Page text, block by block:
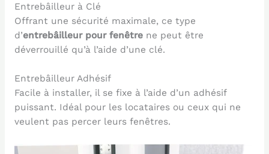
Entrebâilleur à Clé
Offrant une sécurité maximale, ce type
d’entrebâilleur pour fenêtrene peut être
déverrouillé qu’à l’aide d’une clé.
Entrebâilleur Adhésif
Facile à installer, il se fixe à l’aide d’un adhésif
puissant. Idéal pour les locataires ou ceux qui ne
veulent pas percer leurs fenêtres.